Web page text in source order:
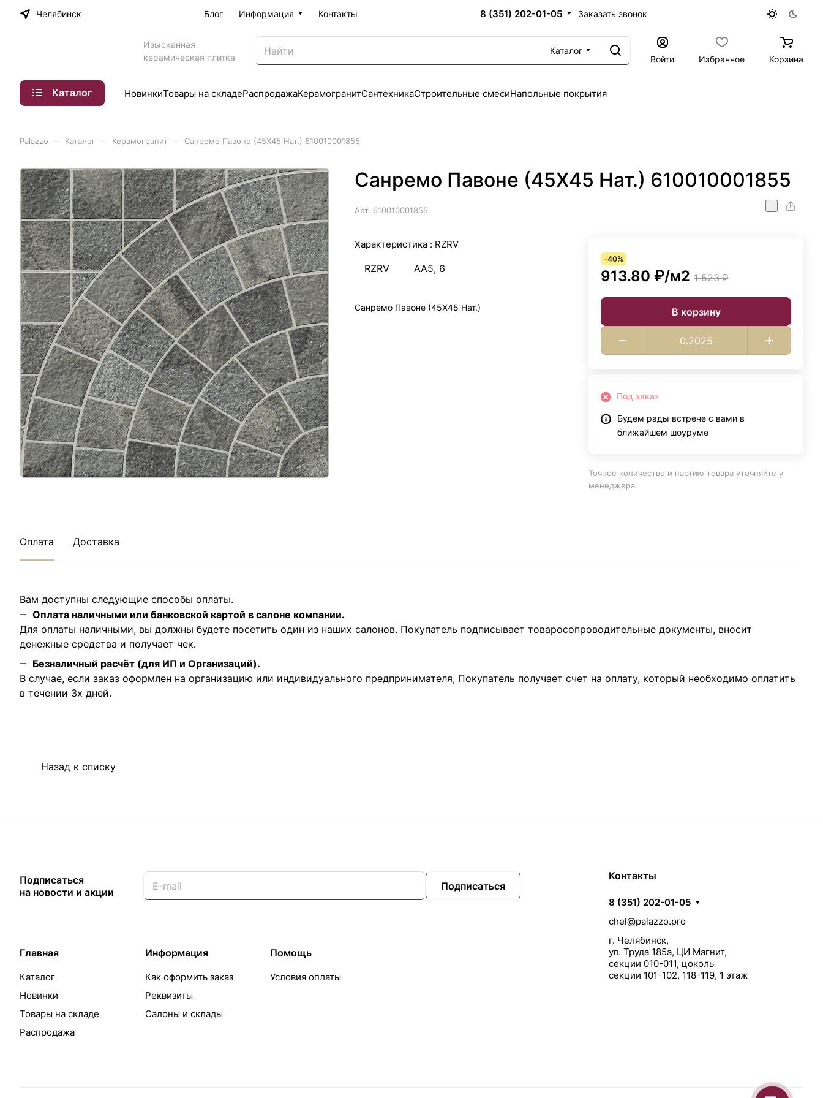
Челябинск Блог Информация Контакты 8 (351) 202-01-05 Заказать звонок
Изысканная
керамическая плитка
Каталог
Войти
Избранное Корзина
Каталог НовинкиТовары на складеРаспродажаКерамогранитСантехникаСтроительные смесиНапольные покрытия
Palazzo Каталог Керамогранит Санремо Павоне (45X45 Нат.) 610010001855
Санремо Павоне (45X45 Нат.) 610010001855
Арт. 610010001855
Характеристика : RZRV
RZRV AA5, 6
Санремо Павоне (45X45 Нат.)
-40%
913.80 ₽/м2 1 523 ₽
В корзину
Под заказ
Будем рады встрече с вами в
ближайшем шоуруме
Точное количество и партию товара уточняйте у
менеджера.
Оплата Доставка
Вам доступны следующие способы оплаты.
Оплата наличными или банковской картой в салоне компании.
Для оплаты наличными, вы должны будете посетить один из наших салонов. Покупатель подписывает товаросопроводительные документы, вносит
денежные средства и получает чек.
Безналичный расчёт (для ИП и Организаций).
В случае, если заказ оформлен на организацию или индивидуального предпринимателя, Покупатель получает счет на оплату, который необходимо оплатить
в течении 3х дней.
Назад к списку
Подписаться
на новости и акции
Подписаться
Главная
Каталог
Новинки
Товары на складе
Распродажа
Информация
Как оформить заказ
Реквизиты
Салоны и склады
Помощь
Условия оплаты
Контакты
8 (351) 202-01-05
chel@palazzo.pro
г. Челябинск,
ул. Труда 185а, ЦИ Магнит,
секции 010-011, цоколь
секции 101-102, 118-119, 1 этаж